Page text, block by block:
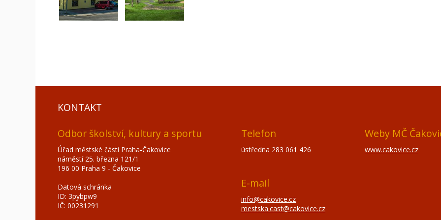
KONTAKT
Odbor školství, kultury a sportu
Úřad městské části Praha-Čakovice
náměstí 25. března 121/1
196 00 Praha 9 - Čakovice
Datová schránka
ID: 3pybpw9
IČ: 00231291
Telefon
ústředna 283 061 426
E-mail
info@cakovice.cz
mestska.cast@cakovice.cz
Weby MČ
www.cakovice.cz